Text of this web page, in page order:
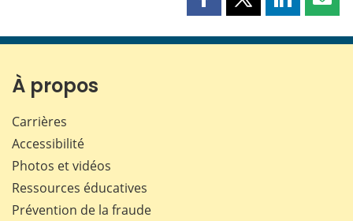
Partager
page
Partager
page
Partager
page page
À propos
Carrières
Accessibilité
Photos et vidéos
Ressources éducatives
Prévention de la fraude